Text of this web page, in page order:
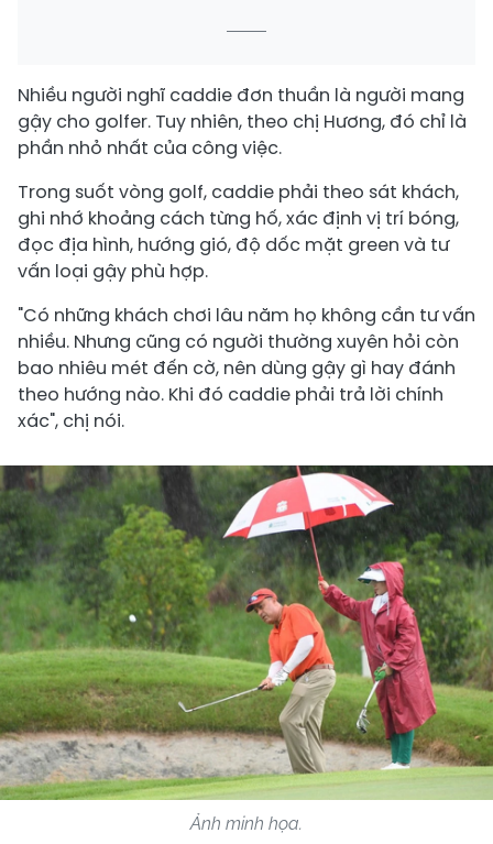
Nhiều người nghĩ caddie đơn thuần là người mang
gậy cho golfer. Tuy nhiên, theo chị Hương, đó chỉ là
phần nhỏ nhất của công việc.
Trong suốt vòng golf, caddie phải theo sát khách,
ghi nhớ khoảng cách từng hố, xác định vị trí bóng,
đọc địa hình, hướng gió, độ dốc mặt green và tư
vấn loại gậy phù hợp.
"Có những khách chơi lâu năm họ không cần tư vấn
nhiều. Nhưng cũng có người thường xuyên hỏi còn
bao nhiêu mét đến cờ, nên dùng gậy gì hay đánh
theo hướng nào. Khi đó caddie phải trả lời chính
xác", chị nói.
Ảnh minh họa.